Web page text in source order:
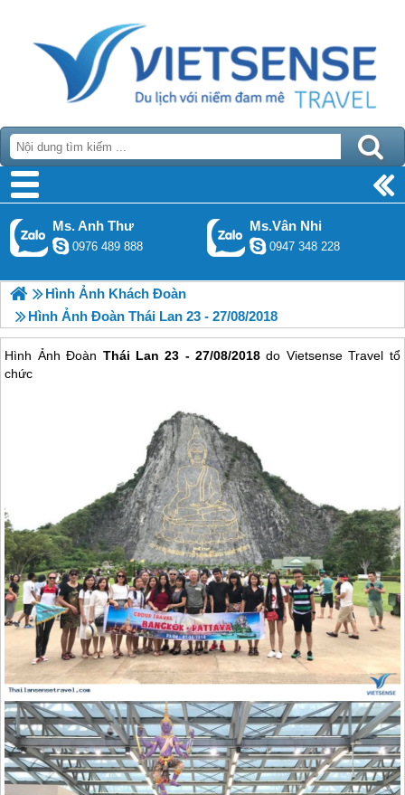
Ms. Anh Thư
0976 489 888
Ms.Vân Nhi
0947 348 228
Hình Ảnh Khách Đoàn
Hình Ảnh Đoàn Thái Lan 23 - 27/08/2018
Hình Ảnh Đoàn Thái Lan 23 - 27/08/2018 do Vietsense Travel tổ
chức